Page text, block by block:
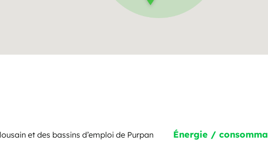
et des bassins d’emploi de Purpan
Énergie /